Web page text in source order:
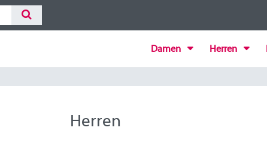
Damen Herren
Herren